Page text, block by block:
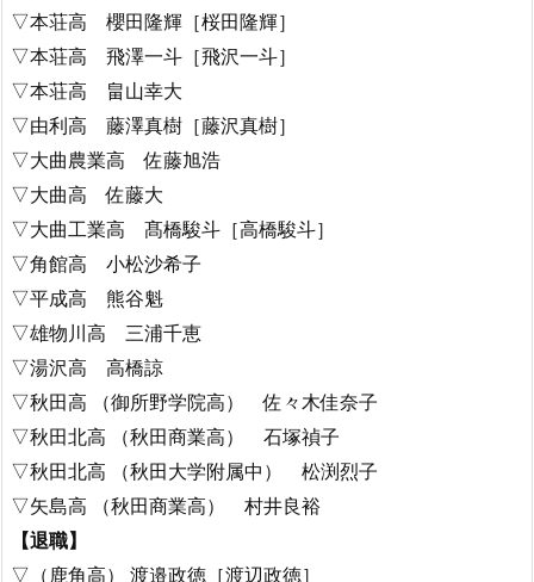
▽本荘高 櫻田隆輝［桜田隆輝］
▽本荘高 飛澤一斗［飛沢一斗］
▽本荘高 畠山幸大
▽由利高 藤澤真樹［藤沢真樹］
▽大曲農業高 佐藤旭浩
▽大曲高 佐藤大
▽大曲工業高 髙橋駿斗［高橋駿斗］
▽角館高 小松沙希子
▽平成高 熊谷魁
▽雄物川高 三浦千恵
▽湯沢高 高橋諒
▽秋田高 （御所野学院高） 佐々木佳奈子
▽秋田北高 （秋田商業高） 石塚禎子
▽秋田北高 （秋田大学附属中） 松渕烈子
▽矢島高 （秋田商業高） 村井良裕
【退職】
▽（鹿角高） 渡邉政徳［渡辺政徳］